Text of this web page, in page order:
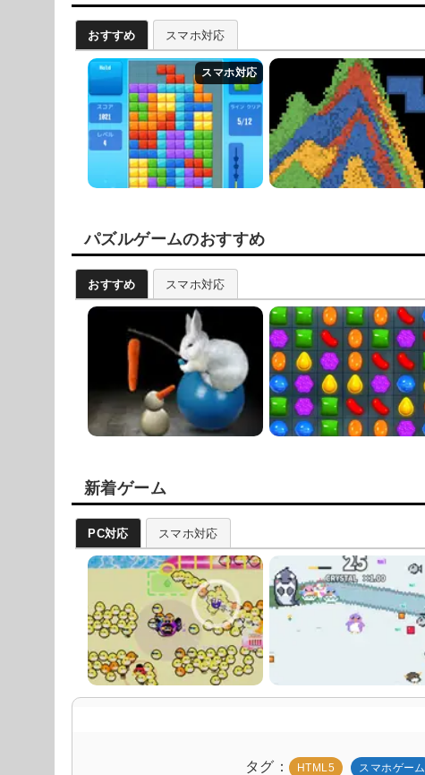
おすすめ スマホ対応
パズルゲームのおすすめ
おすすめ スマホ対応
新着ゲーム
PC対応 スマホ対応
タグ HTML5 スマホゲーム